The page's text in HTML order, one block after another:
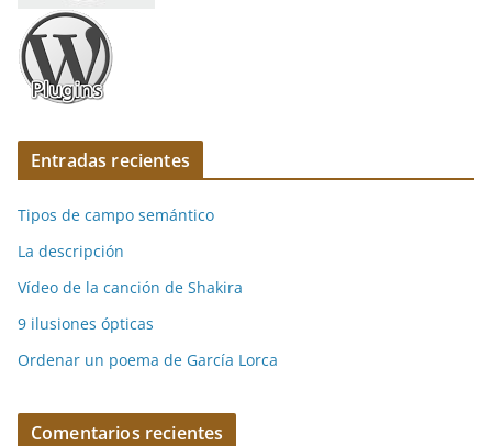
Entradas recientes
Tipos de campo semántico
La descripción
Vídeo de la canción de Shakira
9 ilusiones ópticas
Ordenar un poema de García Lorca
Comentarios recientes